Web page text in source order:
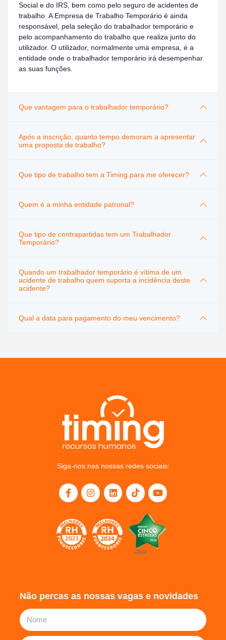
Social e do IRS, bem como pelo seguro de acidentes de
trabalho. A Empresa de Trabalho Temporário é ainda
responsável, pela seleção do trabalhador temporário e
pelo acompanhamento do trabalho que realiza junto do
utilizador. O utilizador, normalmente uma empresa, é a
entidade onde o trabalhador temporário irá desempenhar
as suas funções.
Que vantagem para o trabalhador temporário?
Após a inscrição, quanto tempo demoram a apresentar
uma proposta de trabalho?
Que tipo de trabalho tem a Timing para me oferecer?
Quem é a minha entidade patronal?
Que tipo de contrapartidas tem um Trabalhador
Temporário?
Quando um trabalhador temporário é vítima de um
acidente de trabalho quem suporta a incidência deste
acidente?
Qual a data para pagamento do meu vencimento?
Siga-nos nas nossas redes sociais:
Não percas as nossas vagas e novidades